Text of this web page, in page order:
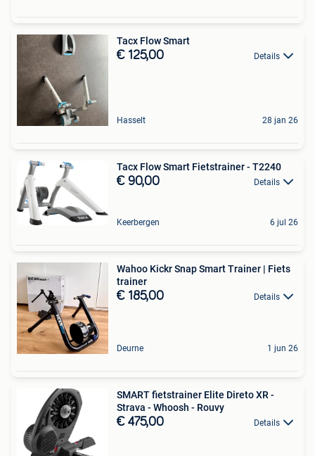
Tacx Flow Smart
€ 125,00 Details
Hasselt 28 jan 26
Tacx Flow Smart Fietstrainer - T2240
€ 90,00 Details
Keerbergen 6 jul 26
Wahoo Kickr Snap Smart Trainer | Fiets
trainer
€ 185,00 Details
Deurne 1 jun 26
SMART fietstrainer Elite Direto XR -
Strava - Whoosh - Rouvy
€ 475,00 Details